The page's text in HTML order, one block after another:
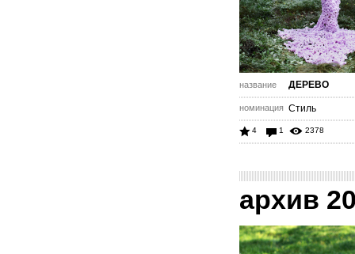
название ДЕРЕВО
номинация Стиль
4 1 2378
архив